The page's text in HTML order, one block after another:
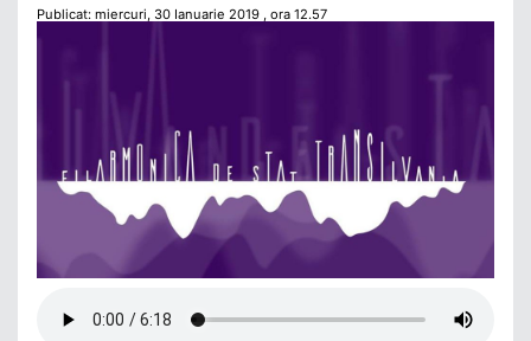
Publicat: miercuri, 30 Ianuarie 2019 , ora 12.57